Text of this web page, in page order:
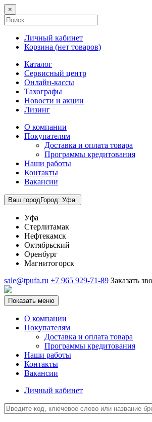
×
Личный кабинет
Корзина (нет товаров)
Каталог
Сервисный центр
Онлайн-кассы
Тахографы
Новости и акции
Лизинг
О компании
Покупателям
Доставка и оплата товара
Программы кредитования
Наши работы
Контакты
Вакансии
Ваш городГород: Уфа
Уфа
Стерлитамак
Нефтекамск
Октябрьский
Оренбург
Магнитогорск
sale@tpufa.ru +7 965 929-71-89 Заказать
Показать меню
О компании
Покупателям
Доставка и оплата товара
Программы кредитования
Наши работы
Контакты
Вакансии
Личный кабинет